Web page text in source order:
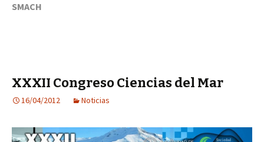
SMACH
XXXII Congreso Ciencias del Mar
16/04/2012 Noticias